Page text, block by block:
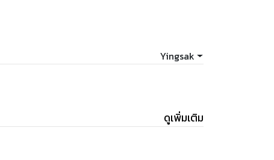
Yingsak
ดูเพิ่มเติม